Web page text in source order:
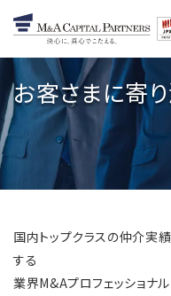
お客さまに寄
国内トップクラスの仲介実
する
業界M&Aプロフェッショナ